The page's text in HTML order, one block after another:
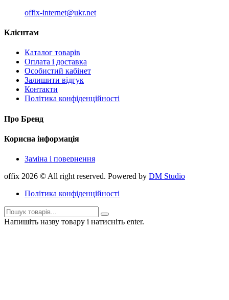
offix-internet@ukr.net
Клієнтам
Каталог товарів
Оплата і доставка
Особистий кабінет
Залишити відгук
Контакти
Політика конфіденційності
Про Бренд
Корисна інформація
Заміна і повернення
offix 2026 © All right reserved. Powered by DM Studio
Політика конфіденційності
Напишіть назву товару і натисніть enter.